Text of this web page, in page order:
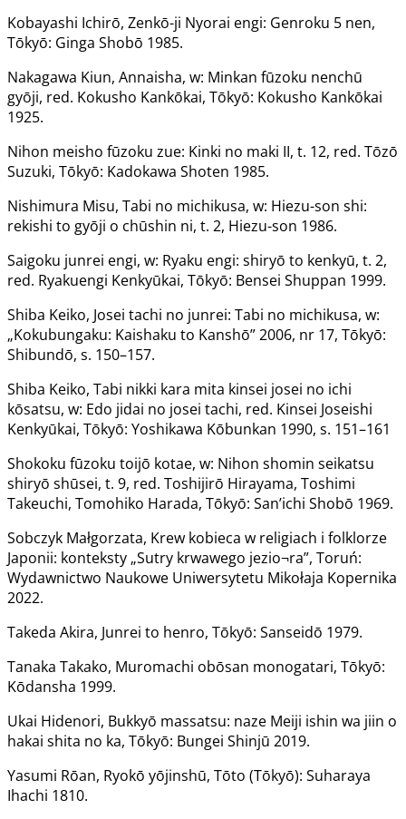
Kobayashi Ichirō, Zenkō-ji Nyorai engi: Genroku 5 nen,
Tōkyō: Ginga Shobō 1985.
Nakagawa Kiun, Annaisha, w: Minkan fūzoku nenchū
gyōji, red. Kokusho Kankōkai, Tōkyō: Kokusho Kankōkai
1925.
Nihon meisho fūzoku zue: Kinki no maki II, t. 12, red. Tōzō
Suzuki, Tōkyō: Kadokawa Shoten 1985.
Nishimura Misu, Tabi no michikusa, w: Hiezu-son shi:
rekishi to gyōji o chūshin ni, t. 2, Hiezu-son 1986.
Saigoku junrei engi, w: Ryaku engi: shiryō to kenkyū, t. 2,
red. Ryakuengi Kenkyūkai, Tōkyō: Bensei Shuppan 1999.
Shiba Keiko, Josei tachi no junrei: Tabi no michikusa, w:
„Kokubungaku: Kaishaku to Kanshō” 2006, nr 17, Tōkyō:
Shibundō, s. 150–157.
Shiba Keiko, Tabi nikki kara mita kinsei josei no ichi
kōsatsu, w: Edo jidai no josei tachi, red. Kinsei Joseishi
Kenkyūkai, Tōkyō: Yoshikawa Kōbunkan 1990, s. 151–161
Shokoku fūzoku toijō kotae, w: Nihon shomin seikatsu
shiryō shūsei, t. 9, red. Toshijirō Hirayama, Toshimi
Takeuchi, Tomohiko Harada, Tōkyō: San’ichi Shobō 1969.
Sobczyk Małgorzata, Krew kobieca w religiach i folklorze
Japonii: konteksty „Sutry krwawego jezio¬ra”, Toruń:
Wydawnictwo Naukowe Uniwersytetu Mikołaja Kopernika
2022.
Takeda Akira, Junrei to henro, Tōkyō: Sanseidō 1979.
Tanaka Takako, Muromachi obōsan monogatari, Tōkyō:
Kōdansha 1999.
Ukai Hidenori, Bukkyō massatsu: naze Meiji ishin wa jiin o
hakai shita no ka, Tōkyō: Bungei Shinjū 2019.
Yasumi Rōan, Ryokō yōjinshū, Tōto (Tōkyō): Suharaya
Ihachi 1810.